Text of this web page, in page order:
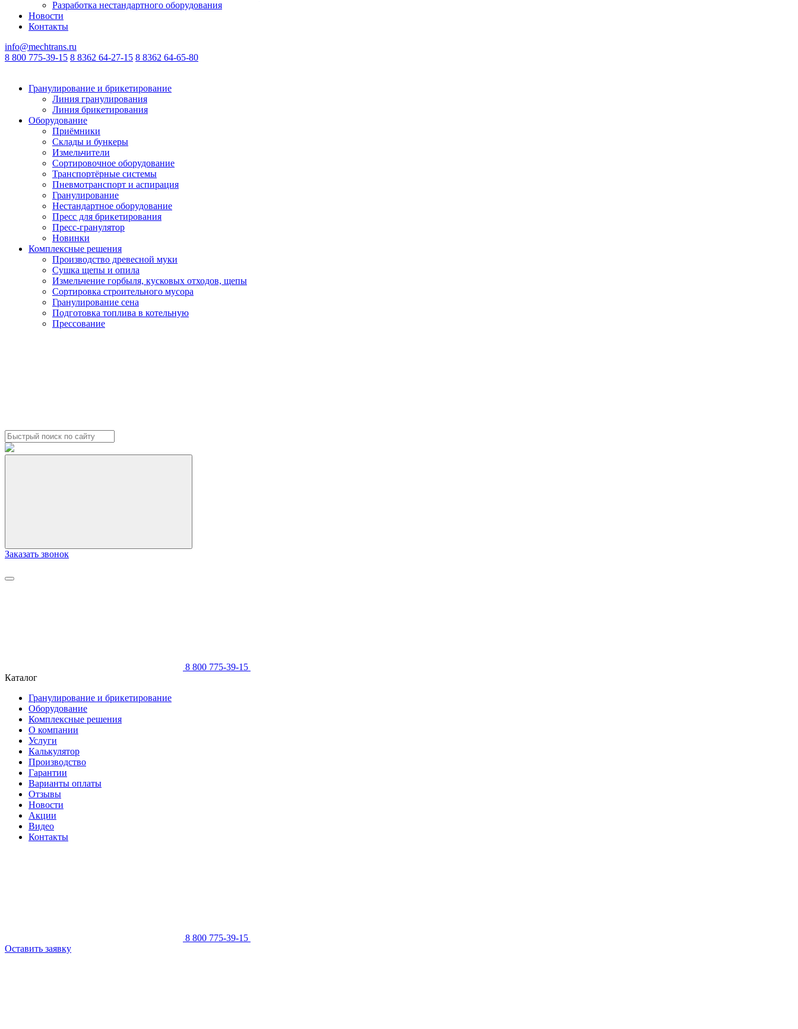
Разработка нестандартного оборудования
Новости
Контакты
info@mechtrans.ru
8 800 775-39-15 8 8362 64-27-15 8 8362 64-65-80
Гранулирование и брикетирование
Линия гранулирования
Линия брикетирования
Оборудование
Приёмники
Склады и бункеры
Измельчители
Сортировочное оборудование
Транспортёрные системы
Пневмотранспорт и аспирация
Гранулирование
Нестандартное оборудование
Пресс для брикетирования
Пресс-гранулятор
Новинки
Комплексные решения
Производство древесной муки
Сушка щепы и опила
Измельчение горбыля, кусковых отходов, щепы
Сортировка строительного мусора
Гранулирование сена
Подготовка топлива в котельную
Прессование
Заказать звонок
8 800 775-39-15
Каталог
Гранулирование и брикетирование
Оборудование
Комплексные решения
О компании
Услуги
Калькулятор
Производство
Гарантии
Варианты оплаты
Отзывы
Новости
Акции
Видео
Контакты
8 800 775-39-15
Оставить заявку